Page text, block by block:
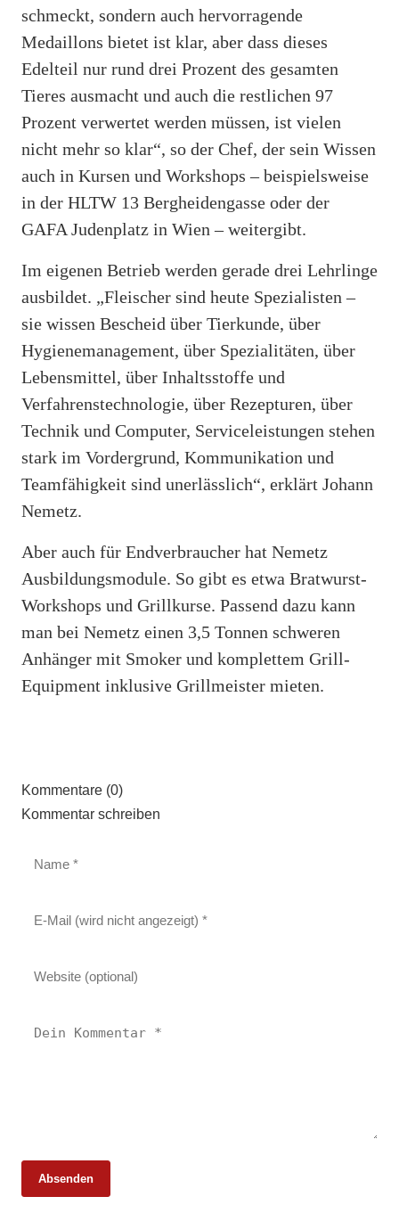
schmeckt, sondern auch hervorragende
Medaillons bietet ist klar, aber dass dieses
Edelteil nur rund drei Prozent des gesamten
Tieres ausmacht und auch die restlichen 97
Prozent verwertet werden müssen, ist vielen
nicht mehr so klar“, so der Chef, der sein Wissen
auch in Kursen und Workshops – beispielsweise
in der HLTW 13 Bergheidengasse oder der
GAFA Judenplatz in Wien – weitergibt.
Im eigenen Betrieb werden gerade drei Lehrlinge
ausbildet. „Fleischer sind heute Spezialisten –
sie wissen Bescheid über Tierkunde, über
Hygienemanagement, über Spezialitäten, über
Lebensmittel, über Inhaltsstoffe und
Verfahrenstechnologie, über Rezepturen, über
Technik und Computer, Serviceleistungen stehen
stark im Vordergrund, Kommunikation und
Teamfähigkeit sind unerlässlich“, erklärt Johann
Nemetz.
Aber auch für Endverbraucher hat Nemetz
Ausbildungsmodule. So gibt es etwa Bratwurst-
Workshops und Grillkurse. Passend dazu kann
man bei Nemetz einen 3,5 Tonnen schweren
Anhänger mit Smoker und komplettem Grill-
Equipment inklusive Grillmeister mieten.
Kommentare (0)
Kommentar schreiben
Absenden